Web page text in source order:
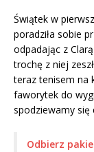
Świątek w
poradziła sobie
odpadając z
trochę z niej
teraz tenisem na
faworytek do
spodziewamy się
Odbierz